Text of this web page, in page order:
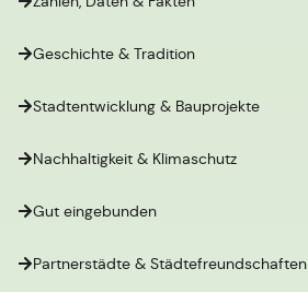
Geschichte & Tradition
Stadtentwicklung & Bauprojekte
Nachhaltigkeit & Klimaschutz
Gut eingebunden
Partnerstädte & Städtefreundschaften